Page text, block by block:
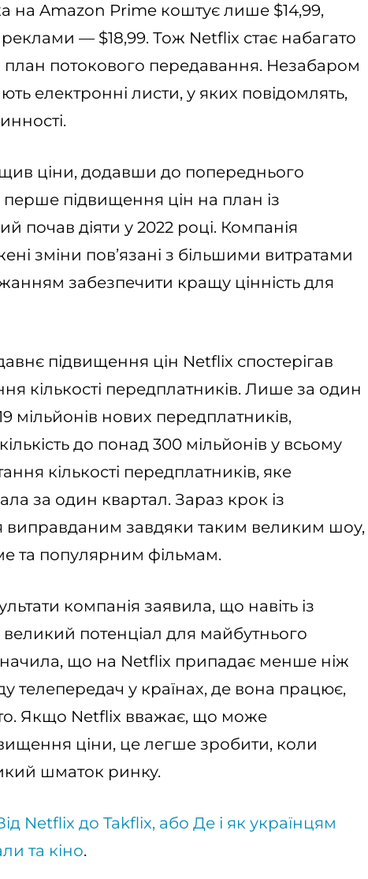
на Amazon Prime коштує лише $14,99,
— $18,99. Тож Netflix стає набагато
потокового передавання. Незабаром
електронні листи, у яких повідомлять,
ціни, додавши до попереднього
підвищення цін на план із
почав діяти у 2022 році. Компанія
зміни пов’язані з більшими витратами
забезпечити кращу цінність для
підвищення цін Netflix спостерігав
кількості передплатників. Лише за один
мільйонів нових передплатників,
до понад 300 мільйонів у всьому
кількості передплатників, яке
за один квартал. Зараз крок із
виправданим завдяки таким великим шоу,
та популярним фільмам.
компанія заявила, що навіть із
великий потенціал для майбутнього
що на Netflix припадає менше ніж
телепередач у країнах, де вона працює,
Якщо Netflix вважає, що може
ціни, це легше зробити, коли
шматок ринку.
Netflix до Takflix, або Де і як українцям
та кіно.